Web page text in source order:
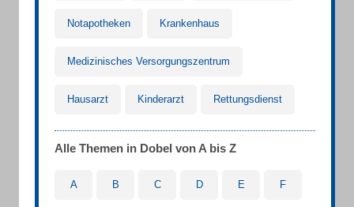
Notapotheken Krankenhaus
Medizinisches Versorgungszentrum
Hausarzt Kinderarzt Rettungsdienst
Alle Themen in Dobel von A bis Z
A B C D E F